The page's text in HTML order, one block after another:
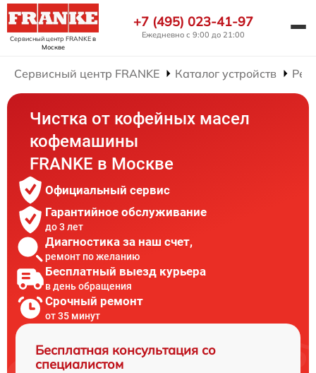
Сервисный центр FRANKEв
Москве
+7 (495) 023-41-97
Ежедневно с 9:00 до 21:00
Сервисный центр FRANKE Каталог устройств
Чистка от кофейных масел
кофемашины
FRANKE в Москве
Официальный сервис
Гарантийное обслуживание
до 3 лет
Диагностика за наш счет,
ремонт по желанию
Бесплатный выезд курьера
в день обращения
Срочный ремонт
от 35 минут
Бесплатная консультация со
специалистом